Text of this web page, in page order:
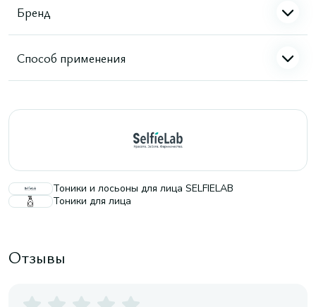
Бренд
Способ применения
Тоники и лосьоны для лица SELFIELAB
Тоники для лица
Отзывы